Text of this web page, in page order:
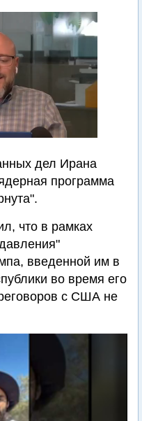
дел Ирана
программа
что в рамках
введенной им в
во время его
с США не